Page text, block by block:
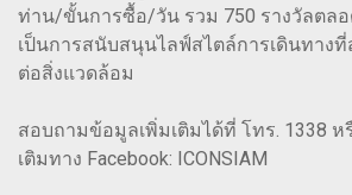
ท่าน/ขั้นการซื้อ/วัน รวม 750 รางวัลตลอ
เป็นการสนับสนุนไลฟ์สไตล์การเดินทาง
ต่อสิ่งแวดล้อม
สอบถามข้อมูลเพิ่มเติมได้ที่ โทร. 1338 ห
เติมทาง Facebook: ICONSIAM